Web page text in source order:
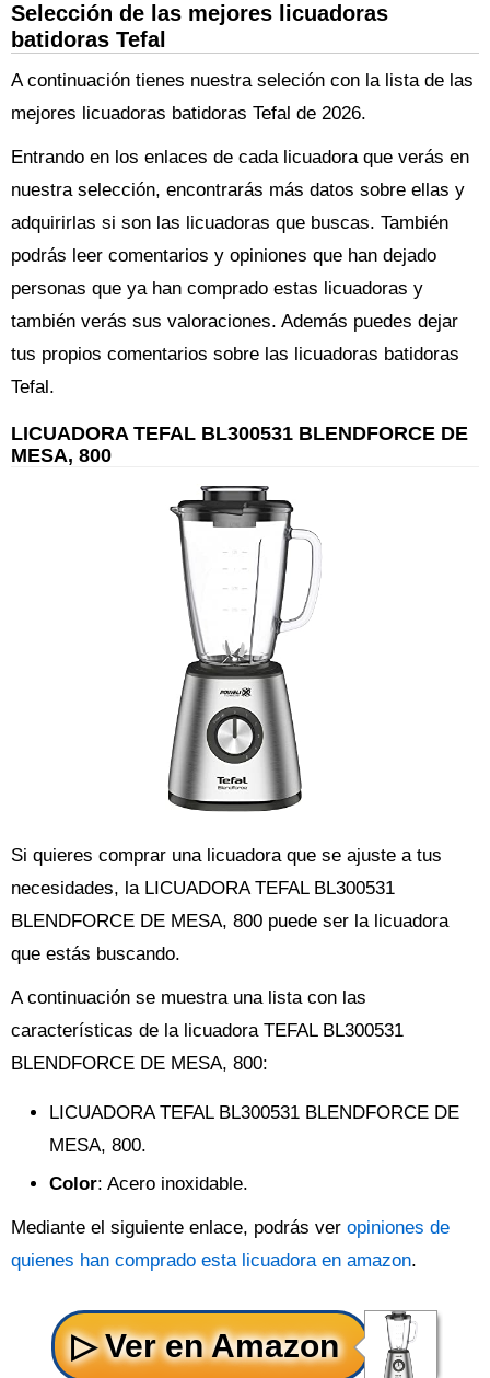
Selección de las mejores licuadoras
batidoras Tefal
A continuación tienes nuestra seleción con la lista de las
mejores licuadoras batidoras Tefal de 2026.
Entrando en los enlaces de cada licuadora que verás en
nuestra selección, encontrarás más datos sobre ellas y
adquirirlas si son las licuadoras que buscas. También
podrás leer comentarios y opiniones que han dejado
personas que ya han comprado estas licuadoras y
también verás sus valoraciones. Además puedes dejar
tus propios comentarios sobre las licuadoras batidoras
Tefal.
LICUADORA TEFAL BL300531 BLENDFORCE DE
MESA, 800
Si quieres comprar una licuadora que se ajuste a tus
necesidades, la LICUADORA TEFAL BL300531
BLENDFORCE DE MESA, 800 puede ser la licuadora
que estás buscando.
A continuación se muestra una lista con las
características de la licuadora TEFAL BL300531
BLENDFORCE DE MESA, 800:
LICUADORA TEFAL BL300531 BLENDFORCE DE
MESA, 800.
Color: Acero inoxidable.
Mediante el siguiente enlace, podrás ver opiniones de
quienes han comprado esta licuadora en amazon.